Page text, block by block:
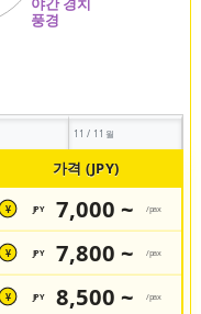
11 / 11월
가격 (JPY)
¥ JPY 7,000 ~ /pax
¥ JPY 7,800 ~ /pax
¥ JPY 8,500 ~ /pax